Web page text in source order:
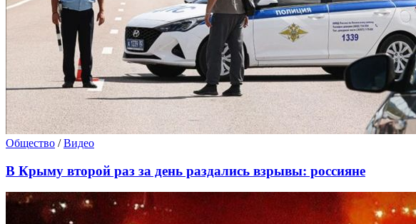
Общество /Видео
В Крыму второй раз за день раздались взрывы: россияне